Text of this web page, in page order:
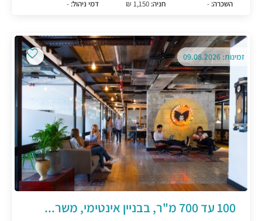
השכרה: - חניה: 1,150 ₪ דמי ניהול: -
זמינות: 09.08.2026
100 עד 700 מ"ר, בבניין אינטימי, משר...